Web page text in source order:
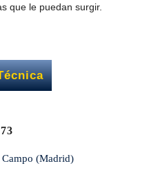
que le puedan surgir.
(Madrid)